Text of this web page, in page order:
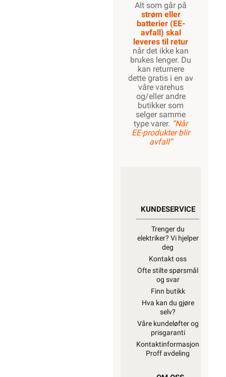
Alt som går på
strøm eller
batterier (EE-
avfall) skal
leveres til retur
når det ikke kan
brukes lenger. Du
kan returnere
dette gratis i en av
våre varehus
og/eller andre
butikker som
selger samme
type varer. “Når
EE-produkter blir
avfall”
KUNDESERVICE
Trenger du
elektriker? Vi hjelper
deg
Kontakt oss
Ofte stilte spørsmål
og svar
Finn butikk
Hva kan du gjøre
selv?
Våre kundeløfter og
prisgaranti
Kontaktinformasjon
Proff avdeling